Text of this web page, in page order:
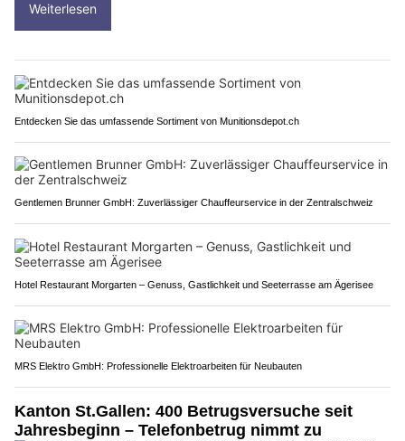
Weiterlesen
Entdecken Sie das umfassende Sortiment von Munitionsdepot.ch
Gentlemen Brunner GmbH: Zuverlässiger Chauffeurservice in der Zentralschweiz
Hotel Restaurant Morgarten – Genuss, Gastlichkeit und Seeterrasse am Ägerisee
MRS Elektro GmbH: Professionelle Elektroarbeiten für Neubauten
Kanton St.Gallen: 400 Betrugsversuche seit
Jahresbeginn – Telefonbetrug nimmt zu